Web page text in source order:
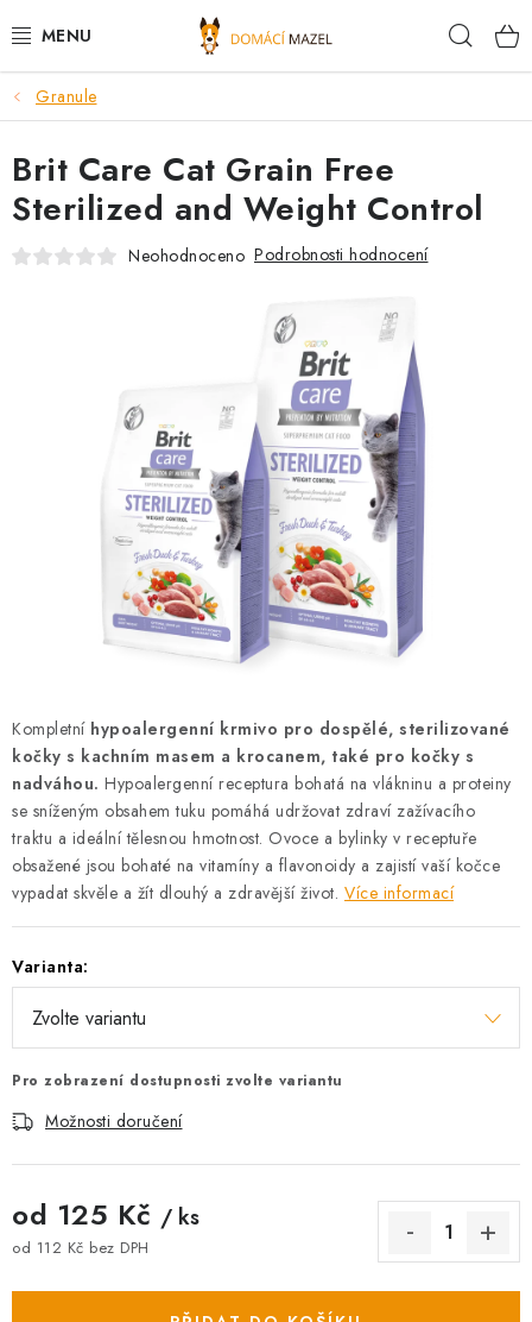
na
DOPORUČUJEME
VÝPRODEJ SKLADU
PSI
PRO CHOVATELE
HODNOCENÍ OBCHODU
DOPRAVA PO OSTRAVĚ, HLUČÍNĚ A OKOLÍ
Kontakt Možnosti dopravy
Hodnocení obchodu
Obchodní podmínky
Zásady zpracování osobních údajů
Věrnostní slevy
Granule
Kompletníhypoalergenní krmivo pro dospělé, sterilizované
kočky s kachním masem a krocanem, také pro kočky s
nadváhou. Hypoalergenní receptura bohatá na vlákninu a proteiny
se sníženým obsahem tuku pomáhá udržovat zdraví zažívacího
traktu a ideální tělesnou hmotnost. Ovoce a bylinky v receptuře
obsažené jsou bohaté na vitamíny a flavonoidy a zajistí vaší kočce
vypadat skvěle a žít dlouhý a zdravější život. Více informací
Varianta:
Pro zobrazení dostupnosti zvolte variantu
Možnosti doručení
od 125 Kč / ks
od 112 Kč bez DPH
Brit Care Cat Grain Free
Sterilized and Weight Control
Neohodnoceno Podrobnosti hodnocení